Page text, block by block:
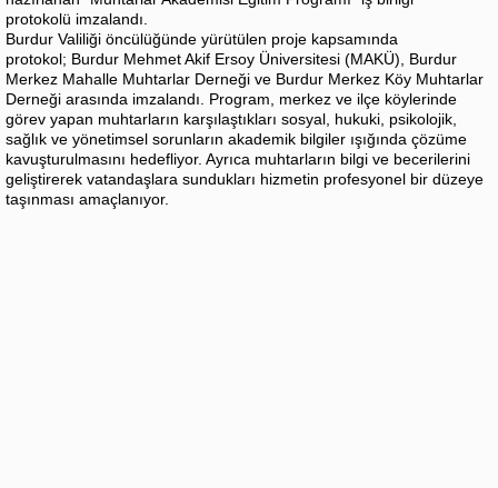
protokolü imzalandı.
Burdur Valiliği öncülüğünde yürütülen proje kapsamında
protokol; Burdur Mehmet Akif Ersoy Üniversitesi (MAKÜ), Burdur
Merkez Mahalle Muhtarlar Derneği ve Burdur Merkez Köy Muhtarlar
Derneği arasında imzalandı. Program, merkez ve ilçe köylerinde
görev yapan muhtarların karşılaştıkları sosyal, hukuki, psikolojik,
sağlık ve yönetimsel sorunların akademik bilgiler ışığında çözüme
kavuşturulmasını hedefliyor. Ayrıca muhtarların bilgi ve becerilerini
geliştirerek vatandaşlara sundukları hizmetin profesyonel bir düzeye
taşınması amaçlanıyor.